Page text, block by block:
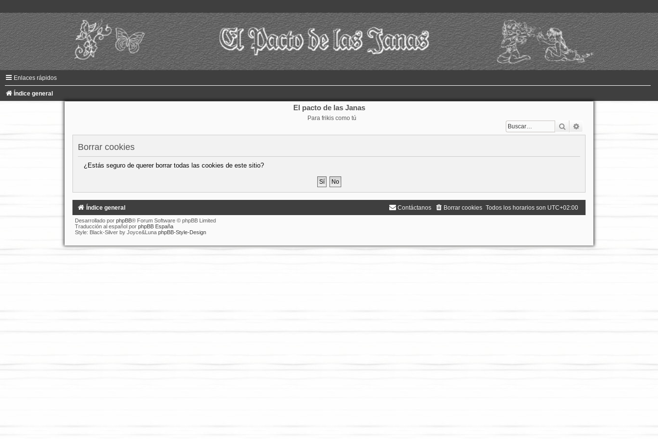
Enlaces rápidos
Índice general
El pacto de las Janas
Para frikis como tú
Buscar
Borrar cookies
¿Estás seguro de querer borrar todas las cookies de este sitio?
Índice general Todos los horarios son UTC+02:00
Borrar cookies
Contáctanos
Desarrollado por phpBB® Forum Software © phpBB Limited
Traducción al español por phpBB España
Style: Black-Silver by Joyce&Luna phpBB-Style-Design